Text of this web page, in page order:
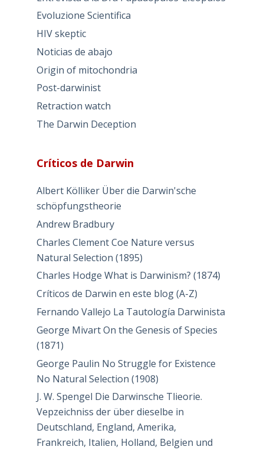
Evoluzione Scientifica
HIV skeptic
Noticias de abajo
Origin of mitochondria
Post-darwinist
Retraction watch
The Darwin Deception
Críticos de Darwin
Albert Kölliker Über die Darwin'sche
schöpfungstheorie
Andrew Bradbury
Charles Clement Coe Nature versus
Natural Selection (1895)
Charles Hodge What is Darwinism? (1874)
Críticos de Darwin en este blog (A-Z)
Fernando Vallejo La Tautología Darwinista
George Mivart On the Genesis of Species
(1871)
George Paulin No Struggle for Existence
No Natural Selection (1908)
J. W. Spengel Die Darwinsche Tlieorie.
Vepzeichniss der über dieselbe in
Deutschland, England, Amerika,
Frankreich, Italien, Holland, Belgien und